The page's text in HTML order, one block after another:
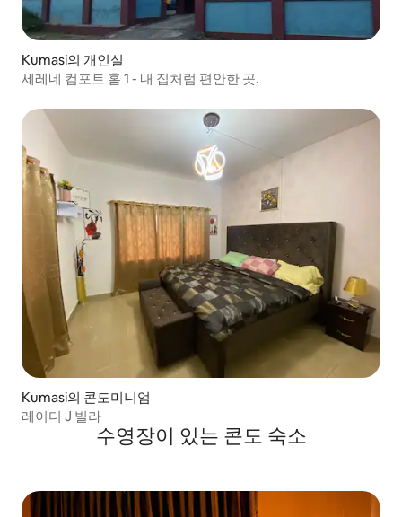
Kumasi의 개인실
세레네 컴포트 홈 1 - 내 집처럼 편안한 곳.
Kumasi의 콘도미니엄
레이디 J 빌라
수영장이 있는 콘도 숙소